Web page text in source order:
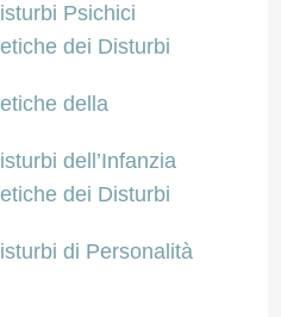
Psichici
dei Disturbi
della
dell’Infanzia
dei Disturbi
di Personalità